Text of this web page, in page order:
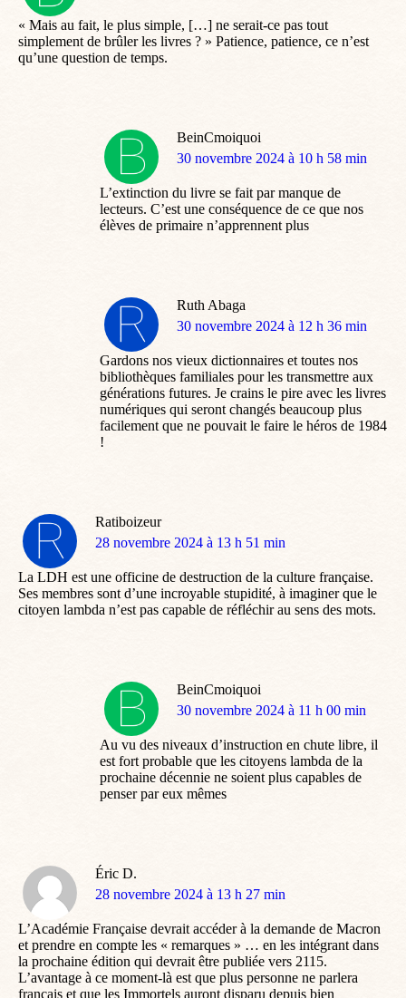
« Mais au fait, le plus simple, […] ne serait-ce pas tout
simplement de brûler les livres ? » Patience, patience, ce n’est
qu’une question de temps.
BeinCmoiquoi
dit
30 novembre 2024 à 10 h 58 min
L’extinction du livre se fait par manque de
lecteurs. C’est une conséquence de ce que nos
élèves de primaire n’apprennent plus
Ruth Abaga
dit
30 novembre 2024 à 12 h 36 min
Gardons nos vieux dictionnaires et toutes nos
bibliothèques familiales pour les transmettre aux
générations futures. Je crains le pire avec les livres
numériques qui seront changés beaucoup plus
facilement que ne pouvait le faire le héros de 1984
!
Ratiboizeur
dit
28 novembre 2024 à 13 h 51 min
La LDH est une officine de destruction de la culture française.
Ses membres sont d’une incroyable stupidité, à imaginer que le
citoyen lambda n’est pas capable de réfléchir au sens des mots.
BeinCmoiquoi
dit
30 novembre 2024 à 11 h 00 min
Au vu des niveaux d’instruction en chute libre, il
est fort probable que les citoyens lambda de la
prochaine décennie ne soient plus capables de
penser par eux mêmes
Éric D.
dit
28 novembre 2024 à 13 h 27 min
L’Académie Française devrait accéder à la demande de Macron
et prendre en compte les « remarques » … en les intégrant dans
la prochaine édition qui devrait être publiée vers 2115.
L’avantage à ce moment-là est que plus personne ne parlera
français et que les Immortels auront disparu depuis bien